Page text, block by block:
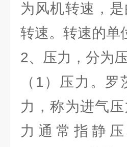
为风机转速，
转速。转速的单
2、压力，分为
（1）压力。
力，称为进气
力通常指静